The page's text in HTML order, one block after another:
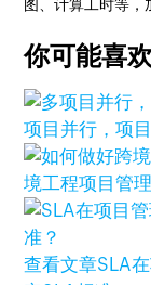
图、计算工时等，
你可能喜欢
项目并行，项
境工程项目管
查看文章SLA